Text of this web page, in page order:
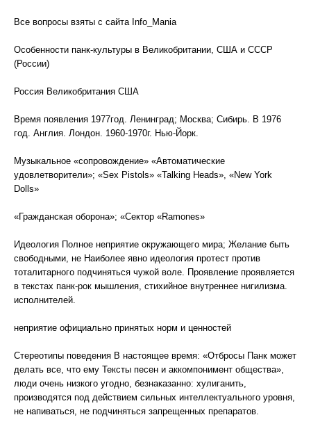
Все вопросы взяты с сайта Info_Mania
Особенности панк-культуры в Великобритании, США и СССР
(России)
Россия Великобритания США
Время появления 1977год. Ленинград; Москва; Сибирь. В 1976
год. Англия. Лондон. 1960-1970г. Нью-Йорк.
Музыкальное «сопровождение» «Автоматические
удовлетворители»; «Sex Pistols» «Talking Heads», «New York
Dolls»
«Гражданская оборона»; «Сектор «Ramones»
Идеология Полное неприятие окружающего мира; Желание быть
свободными, не Наиболее явно идеология протест против
тоталитарного подчиняться чужой воле. Проявление проявляется
в текстах панк-рок мышления, стихийное внутреннее нигилизма.
исполнителей.
неприятие официально принятых норм и ценностей
Стереотипы поведения В настоящее время: «Отбросы Панк может
делать все, что ему Тексты песен и аккомпонимент общества»,
люди очень низкого угодно, безнаказанно: хулиганить,
производятся под действием сильных интеллектуального уровня,
не напиваться, не подчиняться запрещенных препаратов.